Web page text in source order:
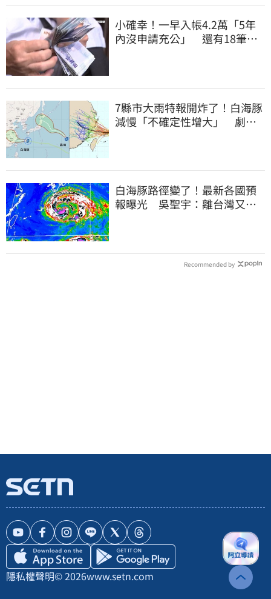
小確幸！一早入帳4.2萬「5年
內沒申請充公」 還有18筆錢
7縣市大雨特報開炸了！白海豚
減慢「不確定性增大」 劇烈
白海豚路徑變了！最新各國預
報曝光 吳聖宇：離台灣又更
Recommended by
隱私權聲明© 2026www.setn.com